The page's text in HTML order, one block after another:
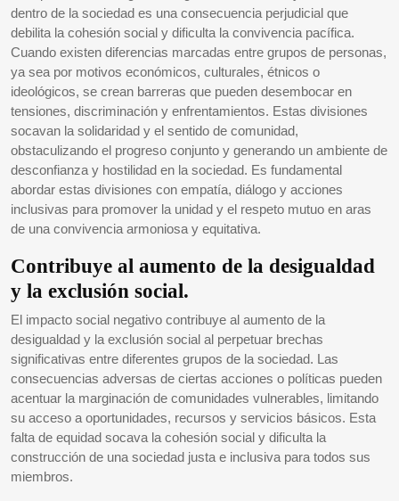
dentro de la sociedad es una consecuencia perjudicial que
debilita la cohesión social y dificulta la convivencia pacífica.
Cuando existen diferencias marcadas entre grupos de personas,
ya sea por motivos económicos, culturales, étnicos o
ideológicos, se crean barreras que pueden desembocar en
tensiones, discriminación y enfrentamientos. Estas divisiones
socavan la solidaridad y el sentido de comunidad,
obstaculizando el progreso conjunto y generando un ambiente de
desconfianza y hostilidad en la sociedad. Es fundamental
abordar estas divisiones con empatía, diálogo y acciones
inclusivas para promover la unidad y el respeto mutuo en aras
de una convivencia armoniosa y equitativa.
Contribuye al aumento de la desigualdad
y la exclusión social.
El impacto social negativo contribuye al aumento de la
desigualdad y la exclusión social al perpetuar brechas
significativas entre diferentes grupos de la sociedad. Las
consecuencias adversas de ciertas acciones o políticas pueden
acentuar la marginación de comunidades vulnerables, limitando
su acceso a oportunidades, recursos y servicios básicos. Esta
falta de equidad socava la cohesión social y dificulta la
construcción de una sociedad justa e inclusiva para todos sus
miembros.